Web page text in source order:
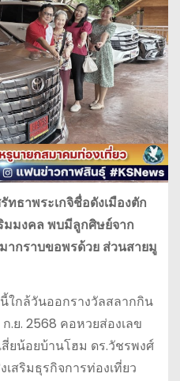
ธาพระเกจิชื่อดังเมืองตัก
มมงคล พบมีลูกศิษย์จาก
ากราบขอพรด้วย ส่วนสายมู
ใกล้วันออกรางวัลสลากกิน
.ย. 2568 คอหวยส่องเลข
ยน้อยบ้านโฮม ดร.วัชรพงศ์
สริมธุรกิจการท่องเที่ยว